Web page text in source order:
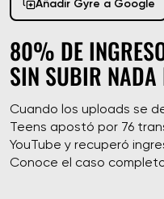
Añadir Gyre a Google
80% DE
SIN SUBIR NADA
Cuando los uploads se
Teens apostó por 76
YouTube y recuperó
Conoce el caso